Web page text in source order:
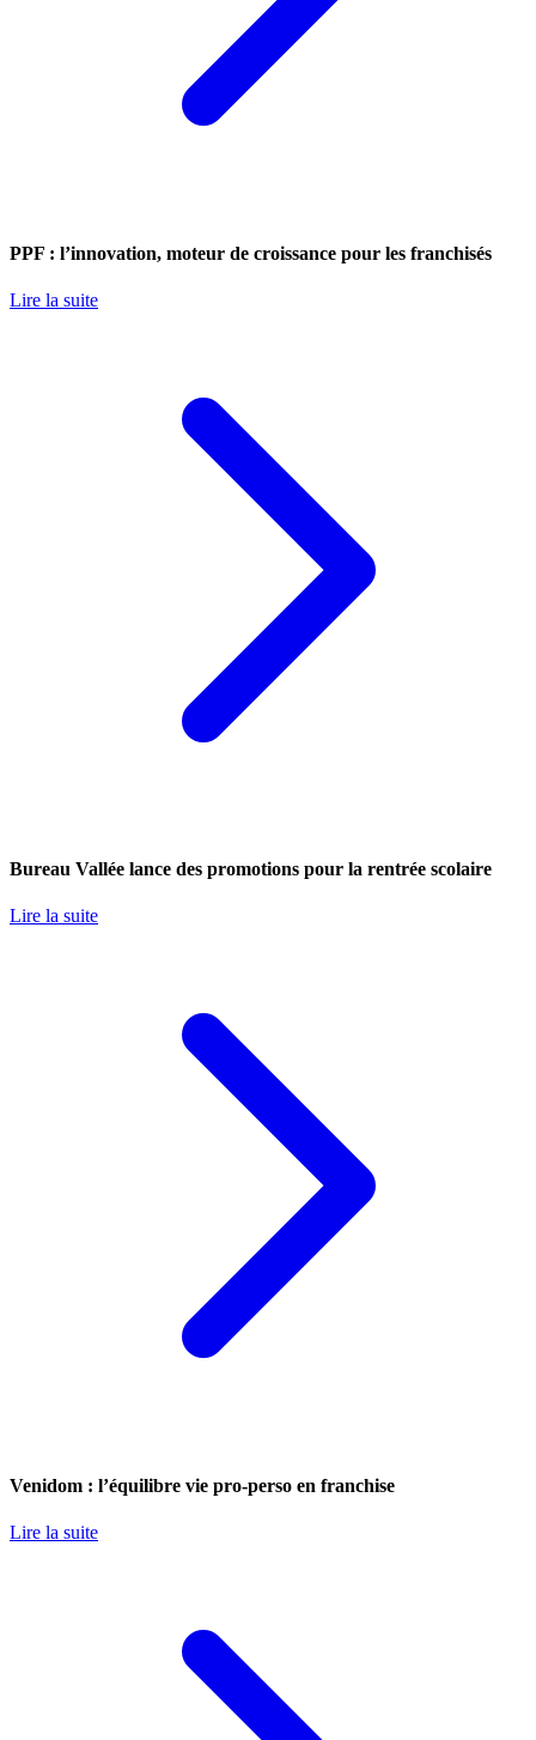
PPF : l’innovation, moteur de croissance pour les franchisés
Lire la suite
Bureau Vallée lance des promotions pour la rentrée scolaire
Lire la suite
Venidom : l’équilibre vie pro-perso en franchise
Lire la suite